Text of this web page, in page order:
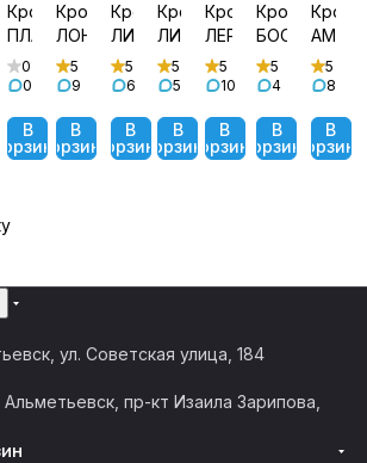
Кровать
ПЛАЗА
0
0
В
Кровать
ЛОНДОН
5
9
В
корзину
Кровать
ЛИРА
5
6
В
корзину
Кровать
ЛИКА
5
5
В
корзину
Кровать
ЛЕРАНО
5
10
В
корзину
Кровать
БОСТОН
5
4
В
корзину
5
8
В
корзину
ул. Советская улица, 184
, Альметьевск, пр-кт Изаила Зарипова,